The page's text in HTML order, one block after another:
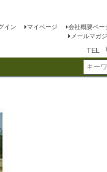
イン マイページ 会社概要ペー
メールマガ
TEL